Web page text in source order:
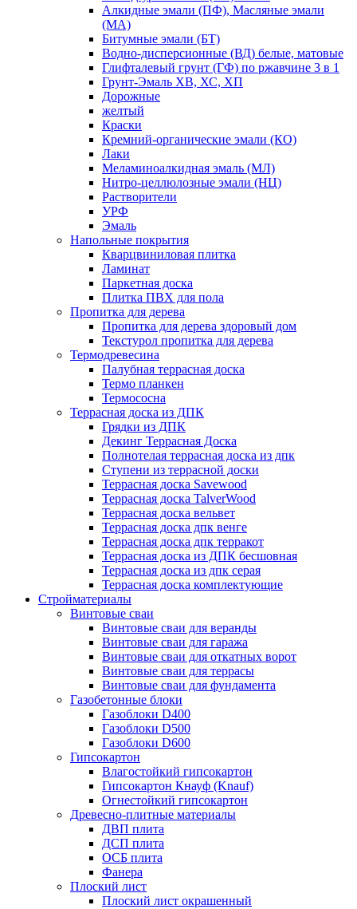
Алкидные эмали (ПФ), Масляные эмали
(МА)
Битумные эмали (БТ)
Водно-дисперсионные (ВД) белые, матовые
Глифталевый грунт (ГФ) по ржавчине 3 в 1
Грунт-Эмаль ХВ, ХС, ХП
Дорожные
желтый
Краски
Кремний-органические эмали (КО)
Лаки
Меламиноалкидная эмаль (МЛ)
Нитро-целлюлозные эмали (НЦ)
Растворители
УРФ
Эмаль
Напольные покрытия
Кварцвиниловая плитка
Ламинат
Паркетная доска
Плитка ПВХ для пола
Пропитка для дерева
Пропитка для дерева здоровый дом
Текстурол пропитка для дерева
Термодревесина
Палубная террасная доска
Термо планкен
Термососна
Террасная доска из ДПК
Грядки из ДПК
Декинг Террасная Доска
Полнотелая террасная доска из дпк
Ступени из террасной доски
Террасная доска Savewood
Террасная доска TalverWood
Террасная доска вельвет
Террасная доска дпк венге
Террасная доска дпк терракот
Террасная доска из ДПК бесшовная
Террасная доска из дпк серая
Террасная доска комплектующие
Стройматериалы
Винтовые сваи
Винтовые сваи для веранды
Винтовые сваи для гаража
Винтовые сваи для откатных ворот
Винтовые сваи для террасы
Винтовые сваи для фундамента
Газобетонные блоки
Газоблоки D400
Газоблоки D500
Газоблоки D600
Гипсокартон
Влагостойкий гипсокартон
Гипсокартон Кнауф (Knauf)
Огнестойкий гипсокартон
Древесно-плитные материалы
ДВП плита
ДСП плита
ОСБ плита
Фанера
Плоский лист
Плоский лист окрашенный